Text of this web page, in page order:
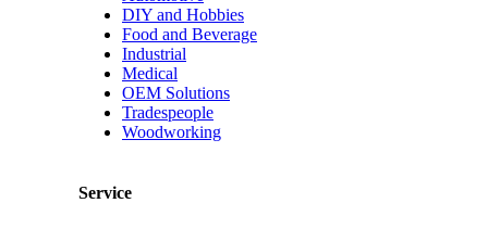
DIY and Hobbies
Food and Beverage
Industrial
Medical
OEM Solutions
Tradespeople
Woodworking
Service